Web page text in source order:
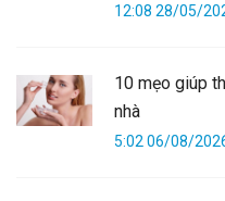
12:08 28/05/
10 mẹo giúp
nhà
5:02 06/08/